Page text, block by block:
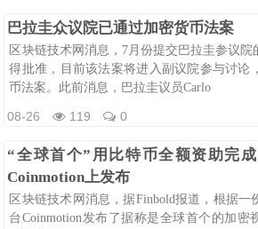
巴拉圭众议院已通过加密货币法案
区块链技术网消息，7月份提交巴拉圭参议
得批准，目前该法案将进入副议院参与讨论
币法案。此前消息，巴拉圭议员Carlo
08-26 119 0
“全球首个”用比特币全额资助完
Coinmotion上发布
区块链技术网消息，据Finbold报道，根据一
台Coinmotion发布了据称是全球首个的加密